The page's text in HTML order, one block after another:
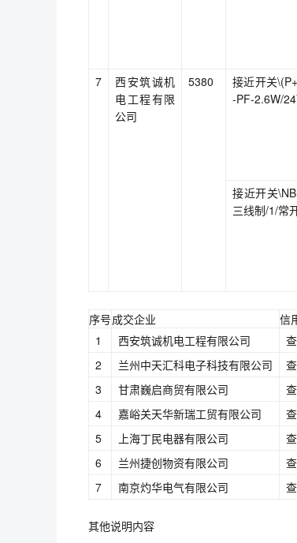
7
西安筑诚机
电工程有限
公司
5380
接近开关
-PF-2.6W/
接近开关
三线制/1/常
序号成交企业
信
1
西安筑诚机电工程有限公司
2
兰州中天汇科电子科技有限公司
3
甘肃巍启商贸有限公司
4
嘉峪关天华新瑞工贸有限公司
5
上海丁民电器有限公司
6
兰州捷创物资有限公司
7
南京灼华电气有限公司
其他说明内容